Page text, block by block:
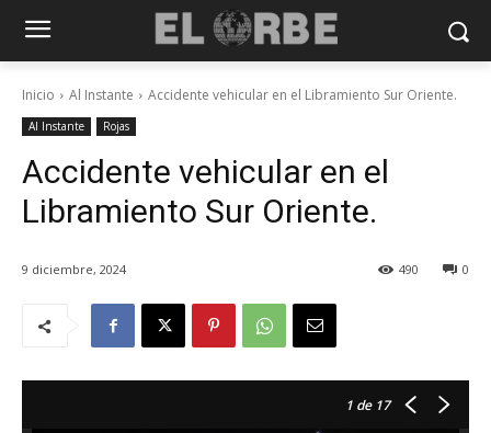
Inicio Al Instante Accidente vehicular en el Libramiento Sur Oriente.
Al Instante Rojas
Accidente vehicular en el
Libramiento Sur Oriente.
9 diciembre, 2024 0
490
1 de 17